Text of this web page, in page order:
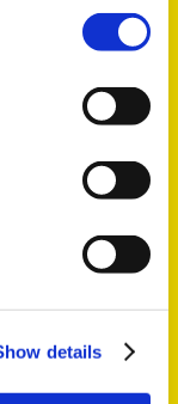
details
TECH NEWS